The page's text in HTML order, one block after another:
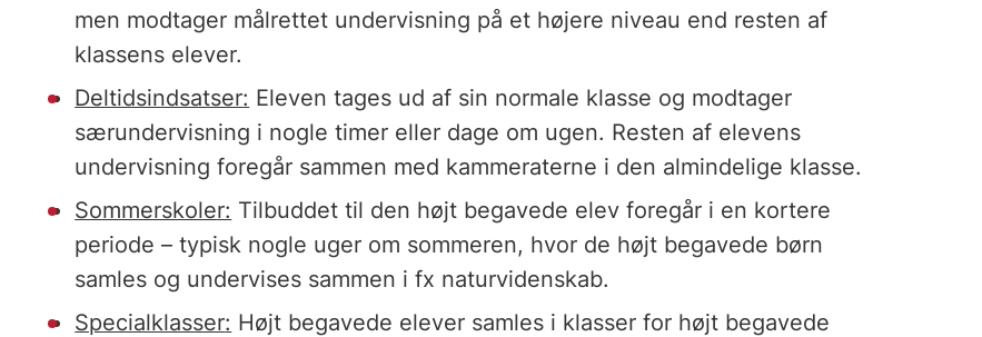
men modtager målrettet undervisning på et højere niveau end resten af
klassens elever.
Deltidsindsatser: Eleven tages ud af sin normale klasse og modtager
særundervisning i nogle timer eller dage om ugen. Resten af elevens
undervisning foregår sammen med kammeraterne i den almindelige klasse.
Sommerskoler: Tilbuddet til den højt begavede elev foregår i en kortere
periode – typisk nogle uger om sommeren, hvor de højt begavede børn
samles og undervises sammen i fx naturvidenskab.
Specialklasser: Højt begavede elever samles i klasser for højt begavede